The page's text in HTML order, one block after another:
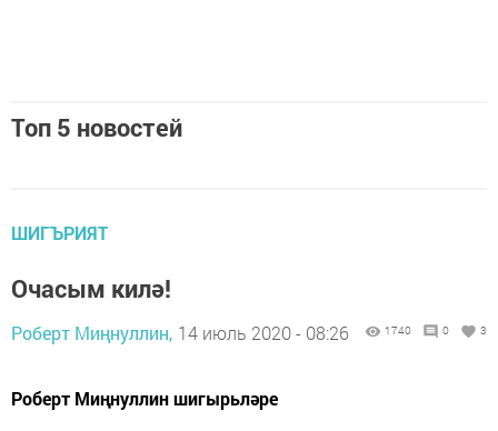
Топ 5 новостей
ШИГЪРИЯТ
Очасым килә!
Роберт Миңнуллин, 14 июль 2020 - 08:26 1740 0 3
Роберт Миңнуллин шигырьләре